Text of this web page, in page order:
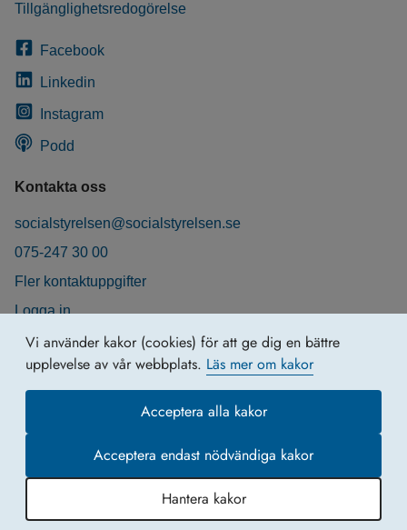
Vi använder kakor (cookies) för att ge dig en bättre
upplevelse av vår webbplats. Läs mer om kakor
Acceptera alla kakor
Acceptera endast nödvändiga kakor
Hantera kakor
Tillgänglighetsredogörelse
Facebook
Linkedin
Instagram
Podd
Kontakta oss
socialstyrelsen@socialstyrelsen.se
075-247 30 00
Fler kontaktuppgifter
Logga in
Behandling av personuppgifter